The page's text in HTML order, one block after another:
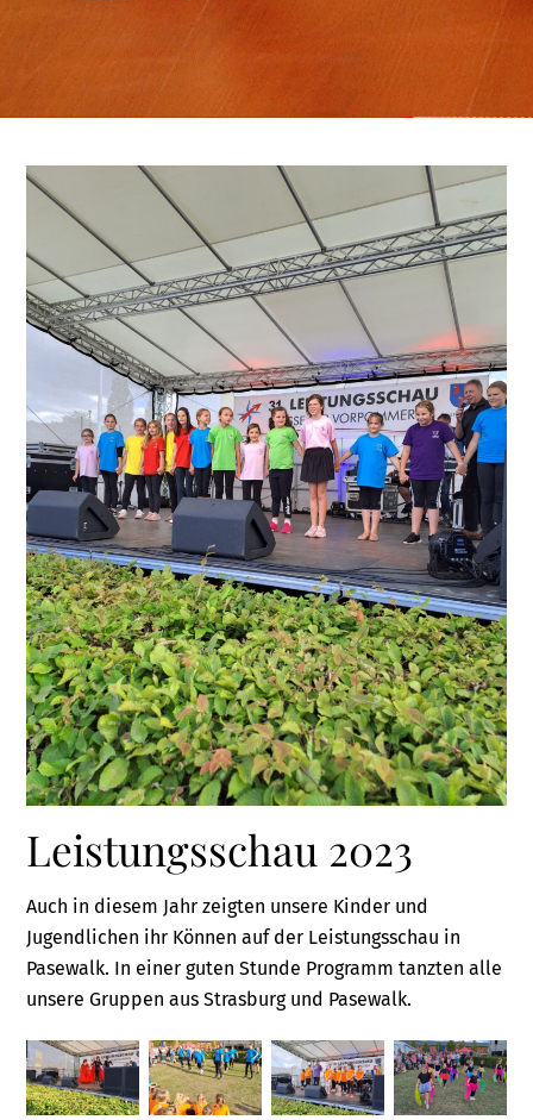
Leistungsschau 2023
Auch in diesem Jahr zeigten unsere Kinder und
Jugendlichen ihr Können auf der Leistungsschau in
Pasewalk. In einer guten Stunde Programm tanzten alle
unsere Gruppen aus Strasburg und Pasewalk.